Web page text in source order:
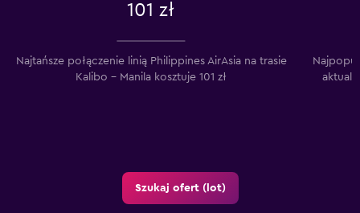
101 zł
Najtańsze połączenie linią Philippines AirAsia na trasie
Kalibo – Manila kosztuje 101 zł
Szukaj ofert (lot)